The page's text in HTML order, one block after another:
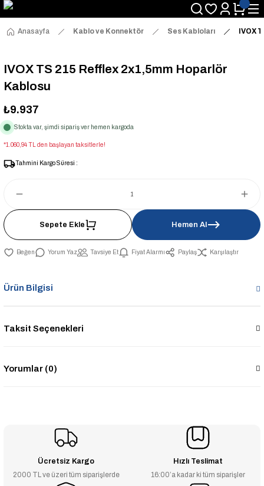
Anasayfa Kablo ve Konnektör Ses Kabloları IVOX
IVOX TS 215 Refflex 2x1,5mm Hoparlör
Kablosu
₺9.937
Stokta var, şimdi sipariş ver hemen kargoda
*1.060,94 TL den başlayan taksitlerle!
Tahmini Kargo Süresi :
Sepete Ekle Hemen Al
Yorum Yaz Tavsiye Et Fiyat Alarmı Paylaş Karşılaştır
Ürün Bilgisi
Taksit Seçenekleri
Yorumlar (0)
Ücretsiz Kargo
2000 TL ve üzeri tüm siparişlerde
Hızlı Teslimat
16:00’a kadar ki tüm siparişler